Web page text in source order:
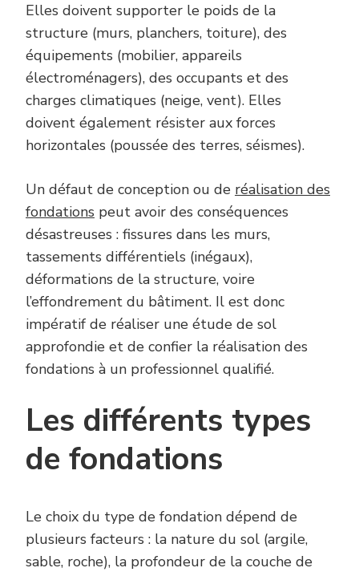
Elles doivent supporter le poids de la
structure (murs, planchers, toiture), des
équipements (mobilier, appareils
électroménagers), des occupants et des
charges climatiques (neige, vent). Elles
doivent également résister aux forces
horizontales (poussée des terres, séismes).
Un défaut de conception ou de réalisation des
fondations peut avoir des conséquences
désastreuses : fissures dans les murs,
tassements différentiels (inégaux),
déformations de la structure, voire
l’effondrement du bâtiment. Il est donc
impératif de réaliser une étude de sol
approfondie et de confier la réalisation des
fondations à un professionnel qualifié.
Les différents types
de fondations
Le choix du type de fondation dépend de
plusieurs facteurs : la nature du sol (argile,
sable, roche), la profondeur de la couche de